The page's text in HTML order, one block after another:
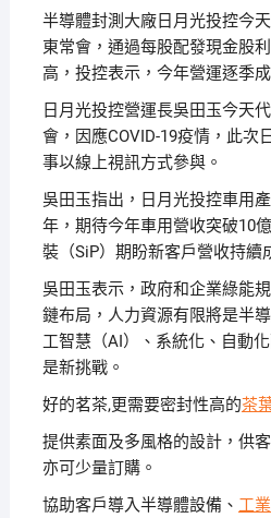
半導體封測大廠日月光投控今
東常會，通過每股配發現金股
高，投控表示，今年營運逐季
日月光投控營運長吳田玉今天
會，因應COVID-19疫情，此次
事以線上視訊方式參與。
吳田玉指出，日月光投控車用
年，期待今年車用營收突破10
裝（SiP）期盼新客戶營收持續
吳田玉表示，政府和企業綠能
鏈布局，人力資源有限將是半
工智慧（AI）、系統化、自動
是新挑戰。
好的茗茶,更需要密封性高的茶
提供素面及多風格的設計，供
亦可少量訂購。
協助客戶導入半導體設備、 工